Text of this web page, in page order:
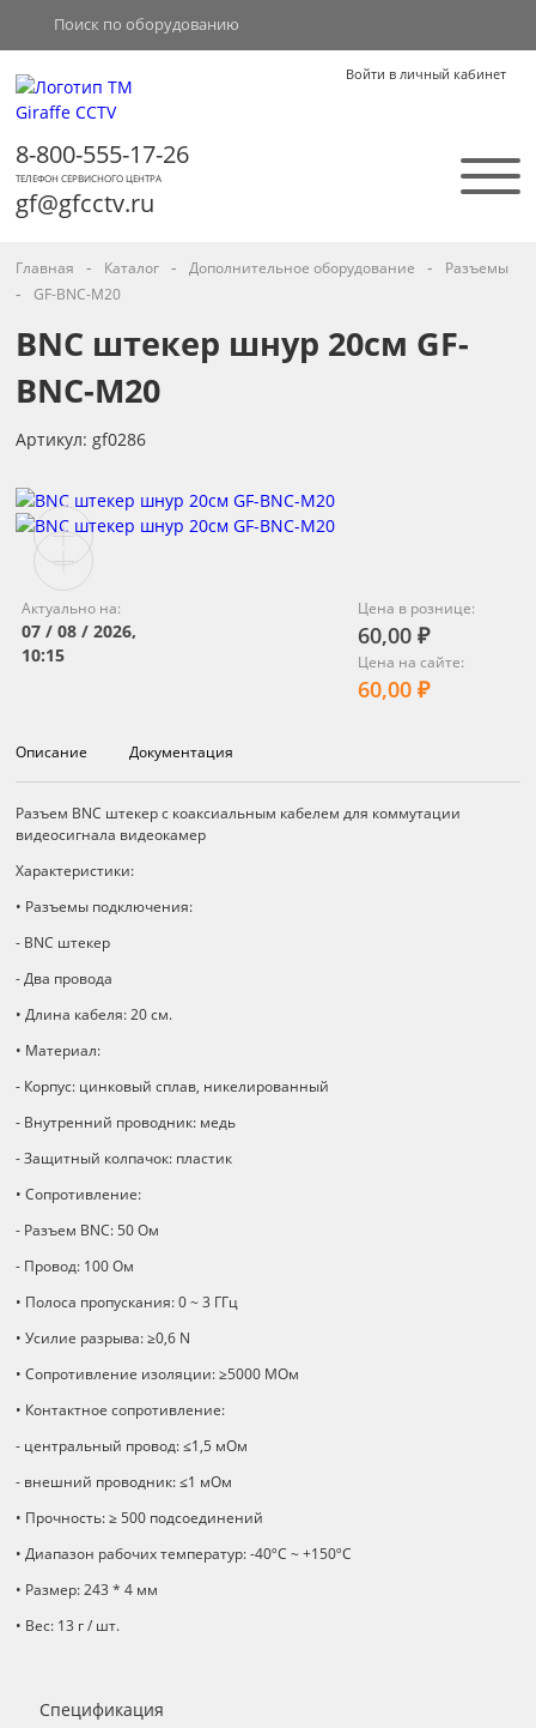
Войти в личный кабинет
8-800-555-17-26
ТЕЛЕФОН СЕРВИСНОГО ЦЕНТРА
gf@gfcctv.ru
Главная - Каталог - Дополнительное оборудование - Разъемы
- GF-BNC-M20
BNC штекер шнур 20см GF-
BNC-M20
Артикул: gf0286
Актуально на:
07 / 08 / 2026,
10:15
Цена в рознице:
60,00 ₽
Цена на сайте:
60,00 ₽
Описание Документация
Описание
Разъем BNC штекер с коаксиальным кабелем для коммутации
видеосигнала видеокамер
Характеристики:
• Разъемы подключения:
- BNC штекер
- Два провода
• Длина кабеля: 20 см.
• Материал:
- Корпус: цинковый сплав, никелированный
- Внутренний проводник: медь
- Защитный колпачок: пластик
• Сопротивление:
- Разъем BNC: 50 Ом
- Провод: 100 Ом
• Полоса пропускания: 0 ~ 3 ГГц
• Усилие разрыва: ≥0,6 N
• Сопротивление изоляции: ≥5000 МОм
• Контактное сопротивление:
- центральный провод: ≤1,5 мОм
- внешний проводник: ≤1 мОм
• Прочность: ≥ 500 подсоединений
• Диапазон рабочих температур: -40ºС ~ +150ºС
• Размер: 243 * 4 мм
• Вес: 13 г / шт.
Спецификация